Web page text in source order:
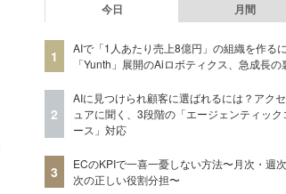
今日 月間
1
AIで「1人あたり売上8億円」の組織を作る
「Yunth」展開のAiロボティクス、急成長の
2
AIに見つけられ顧客に選ばれるには？アク
ュアに聞く、3段階の「エージェンティック
ース」対応
3
ECのKPIで一喜一憂しない方法〜月次・週
次の正しい役割分担〜